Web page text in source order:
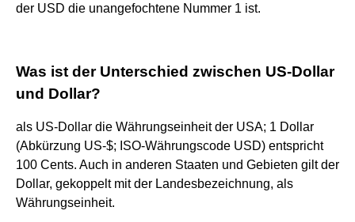
der USD die unangefochtene Nummer 1 ist.
Was ist der Unterschied zwischen US-Dollar
und Dollar?
als US-Dollar die Währungseinheit der USA; 1 Dollar
(Abkürzung US-$; ISO-Währungscode USD) entspricht
100 Cents. Auch in anderen Staaten und Gebieten gilt der
Dollar, gekoppelt mit der Landesbezeichnung, als
Währungseinheit.